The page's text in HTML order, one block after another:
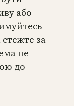
або
за
не
до